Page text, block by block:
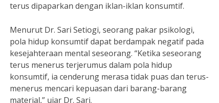
terus dipaparkan dengan iklan-iklan konsumtif.
Menurut Dr. Sari Setiogi, seorang pakar psikologi,
pola hidup konsumtif dapat berdampak negatif pada
kesejahteraan mental seseorang. “Ketika seseorang
terus menerus terjerumus dalam pola hidup
konsumtif, ia cenderung merasa tidak puas dan terus-
menerus mencari kepuasan dari barang-barang
material,” ujar Dr. Sari.